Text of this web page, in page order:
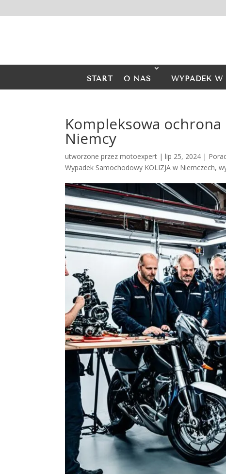
START O NAS WYPADEK
Kompleksowa
Niemcy
utworzone przezmotoexpert |lip 25, 2024 |
Wypadek Samochodowy KOLIZJA w Niemczech,